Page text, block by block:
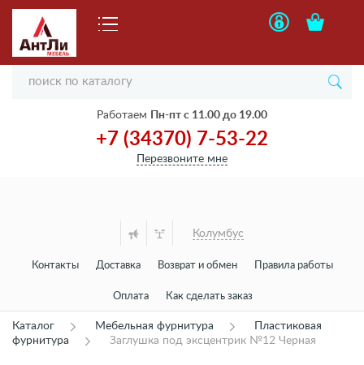
Работаем Пн-пт с 11.00 до 19.00
+7 (34370) 7-53-22
Перезвоните мне
Колумбус
Контакты Доставка Возврат и обмен Правила работы
Оплата Как сделать заказ
Каталог Мебельная фурнитура
Пластиковая
фурнитура
Заглушка под эксцентрик №12 Черная